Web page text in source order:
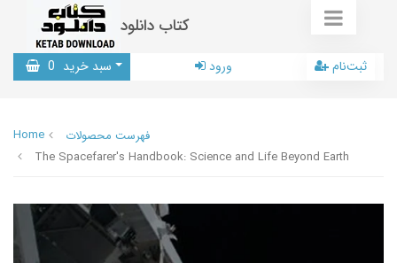
کتاب دانلود
سبد خرید 0 ورود ثبت‌نام
Home
فهرست محصولات
The Spacefarer's Handbook: Science and Life Beyond Earth